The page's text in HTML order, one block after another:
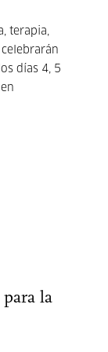
terapia,
días 4, 5
para la